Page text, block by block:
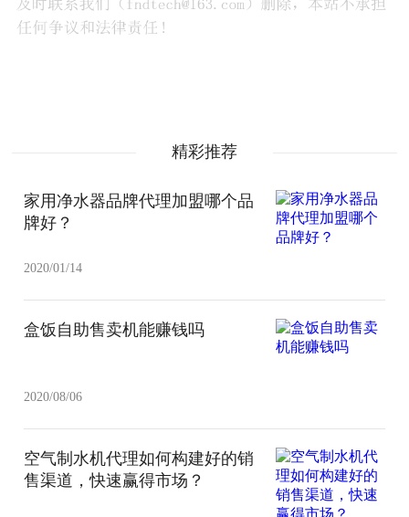
精彩推荐
家用净水器品牌代理加盟哪个品
牌好？
2020/01/14
盒饭自助售卖机能赚钱吗
2020/08/06
空气制水机代理如何构建好的销
售渠道，快速赢得市场？